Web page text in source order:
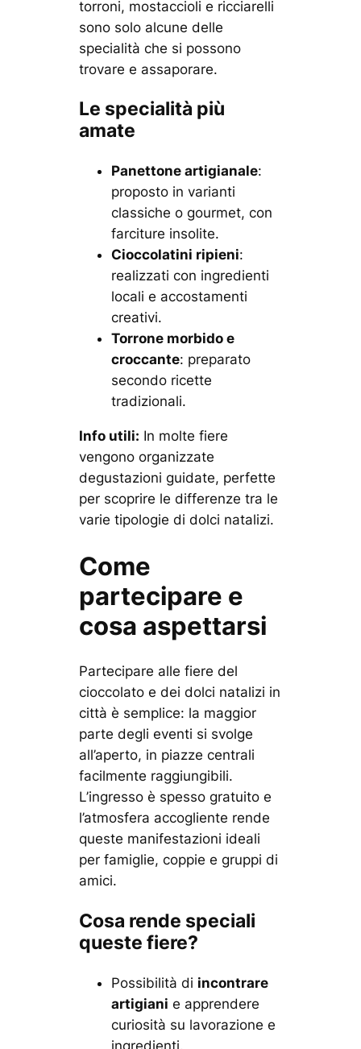
torroni, mostaccioli e ricciarelli
sono solo alcune delle
specialità che si possono
trovare e assaporare.
Le specialità più
amate
Panettone artigianale:
proposto in varianti
classiche o gourmet, con
farciture insolite.
Cioccolatini ripieni:
realizzati con ingredienti
locali e accostamenti
creativi.
Torrone morbido e
croccante: preparato
secondo ricette
tradizionali.
Info utili: In molte fiere
vengono organizzate
degustazioni guidate, perfette
per scoprire le differenze tra le
varie tipologie di dolci natalizi.
Come
partecipare e
cosa aspettarsi
Partecipare alle fiere del
cioccolato e dei dolci natalizi in
città è semplice: la maggior
parte degli eventi si svolge
all’aperto, in piazze centrali
facilmente raggiungibili.
L’ingresso è spesso gratuito e
l’atmosfera accogliente rende
queste manifestazioni ideali
per famiglie, coppie e gruppi di
amici.
Cosa rende speciali
queste fiere?
Possibilità di incontrare
artigiani e apprendere
curiosità su lavorazione e
ingredienti.